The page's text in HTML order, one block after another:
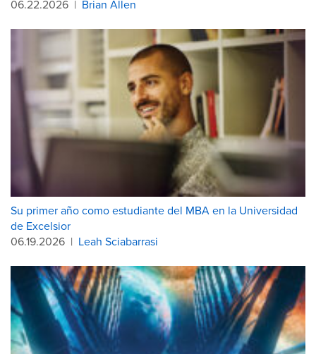
06.22.2026 | Brian Allen
Su primer año como estudiante del MBA en la Universidad
de Excelsior
06.19.2026 | Leah Sciabarrasi